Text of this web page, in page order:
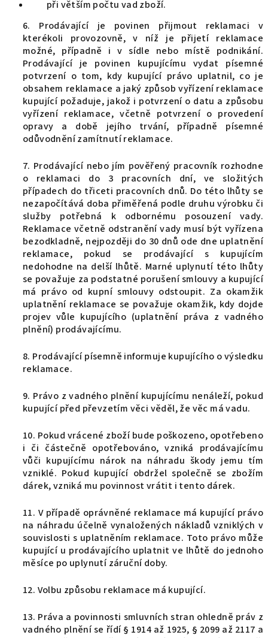
při větším počtu vad zboží.
6. Prodávající je povinen přijmout reklamaci v
kterékoli provozovně, v níž je přijetí reklamace
možné, případně i v sídle nebo místě podnikání.
Prodávající je povinen kupujícímu vydat písemné
potvrzení o tom, kdy kupující právo uplatnil, co je
obsahem reklamace a jaký způsob vyřízení reklamace
kupující požaduje, jakož i potvrzení o datu a způsobu
vyřízení reklamace, včetně potvrzení o provedení
opravy a době jejího trvání, případně písemné
odůvodnění zamítnutí reklamace.
7. Prodávající nebo jím pověřený pracovník rozhodne
o reklamaci do 3 pracovních dní, ve složitých
případech do třiceti pracovních dnů. Do této lhůty se
nezapočítává doba přiměřená podle druhu výrobku či
služby potřebná k odbornému posouzení vady.
Reklamace včetně odstranění vady musí být vyřízena
bezodkladně, nejpozději do 30 dnů ode dne uplatnění
reklamace, pokud se prodávající s kupujícím
nedohodne na delší lhůtě. Marné uplynutí této lhůty
se považuje za podstatné porušení smlouvy a kupující
má právo od kupní smlouvy odstoupit. Za okamžik
uplatnění reklamace se považuje okamžik, kdy dojde
projev vůle kupujícího (uplatnění práva z vadného
plnění) prodávajícímu.
8. Prodávající písemně informuje kupujícího o výsledku
reklamace.
9. Právo z vadného plnění kupujícímu nenáleží, pokud
kupující před převzetím věci věděl, že věc má vadu.
10. Pokud vrácené zboží bude poškozeno, opotřebeno
i či částečně opotřebováno, vzniká prodávajícímu
vůči kupujícímu nárok na náhradu škody jemu tím
vzniklé. Pokud kupující obdržel společně se zbožím
dárek, vzniká mu povinnost vrátit i tento dárek.
11. V případě oprávněné reklamace má kupující právo
na náhradu účelně vynaložených nákladů vzniklých v
souvislosti s uplatněním reklamace. Toto právo může
kupující u prodávajícího uplatnit ve lhůtě do jednoho
měsíce po uplynutí záruční doby.
12. Volbu způsobu reklamace má kupující.
13. Práva a povinnosti smluvních stran ohledně práv z
vadného plnění se řídí § 1914 až 1925, § 2099 až 2117 a